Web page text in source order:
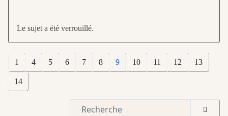
Le sujet a été verrouillé.
1 4 5 6 7 8 9 10 11 12 13
14